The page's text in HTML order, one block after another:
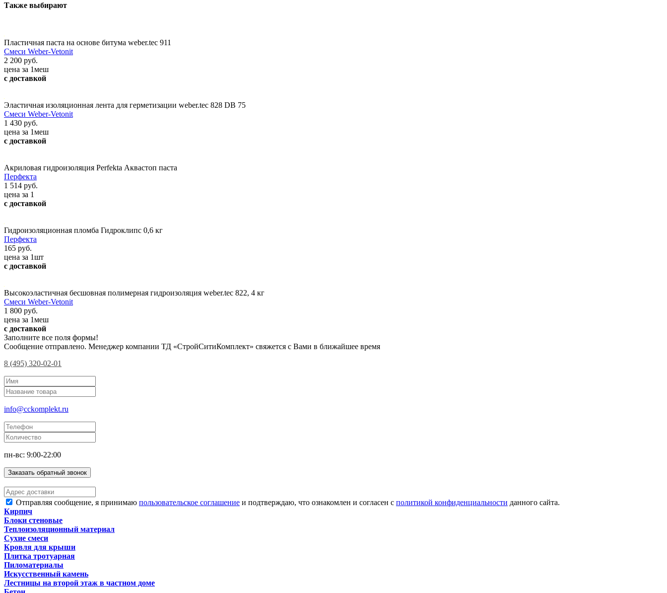
Также выбирают
Пластичная паста на основе битума weber.tec 911
Смеси Weber-Vetonit
2 200 руб.
цена за 1меш
с доставкой
Эластичная изоляционная лента для герметизации weber.tec 828 DB 75
Смеси Weber-Vetonit
1 430 руб.
цена за 1меш
с доставкой
Акриловая гидроизоляция Perfekta Аквастоп паста
Перфекта
1 514 руб.
цена за 1
с доставкой
Гидроизоляционная пломба Гидроклипс 0,6 кг
Перфекта
165 руб.
цена за 1шт
с доставкой
Высокоэластичная бесшовная полимерная гидроизоляция weber.tec 822, 4 кг
Смеси Weber-Vetonit
1 800 руб.
цена за 1меш
с доставкой
Заполните все поля формы!
Сообщение отправлено. Менеджер компании ТД «СтройСитиКомплект» свяжется с Вами в ближайшее время
8 (495) 320-02-01
info@cckomplekt.ru
пн-вс: 9:00-22:00
Заказать обратный звонок
Отправляя сообщение, я принимаю пользовательское соглашение и подтверждаю, что ознакомлен и согласен с политикой конфиденциальности данного сайта.
Кирпич
Блоки стеновые
Теплоизоляционный материал
Сухие смеси
Кровля для крыши
Плитка тротуарная
Пиломатериалы
Искусственный камень
Лестницы на второй этаж в частном доме